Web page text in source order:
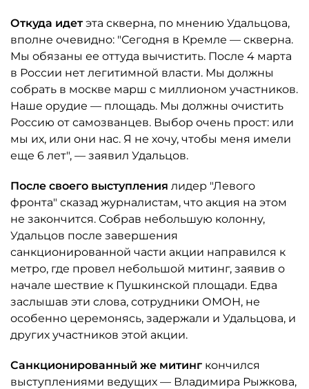
Откуда идетэта скверна, по мнению Удальцова,
вполне очевидно: "Сегодня в Кремле — скверна.
Мы обязаны ее оттуда вычистить. После 4 марта
в России нет легитимной власти. Мы должны
собрать в москве марш с миллионом участников.
Наше орудие — площадь. Мы должны очистить
Россию от самозванцев. Выбор очень прост: или
мы их, или они нас. Я не хочу, чтобы меня имели
еще 6 лет", — заявил Удальцов.
После своего выступления лидер "Левого
фронта" сказад журналистам, что акция на этом
не закончится. Собрав небольшую колонну,
Удальцов после завершения
санкционированной части акции направился к
метро, где провел небольшой митинг, заявив о
начале шествие к Пушкинской площади. Едва
заслышав эти слова, сотрудники ОМОН, не
особенно церемонясь, задержали и Удальцова, и
других участников этой акции.
Санкционированный же митинг кончился
выступлениями ведущих — Владимира Рыжкова,